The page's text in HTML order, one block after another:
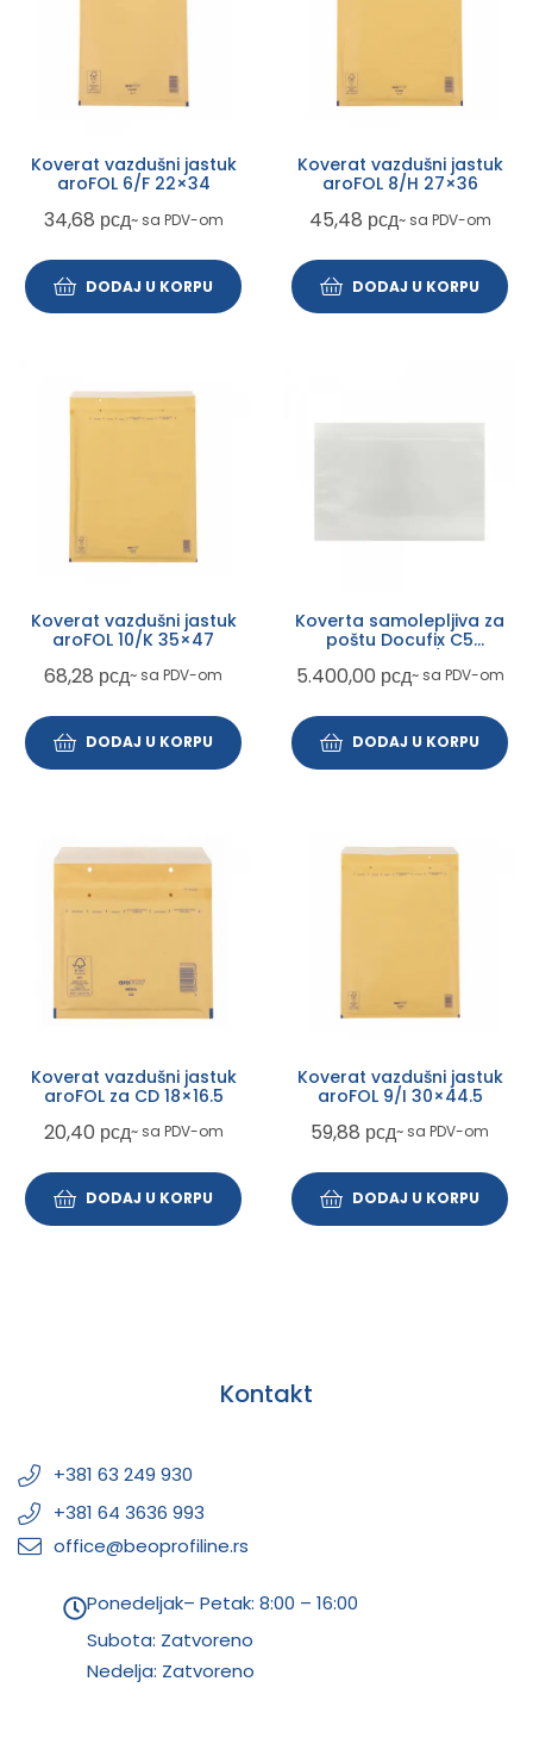
Koverat vazdušni jastuk
aroFOL 6/F 22×34
34,68 рсд~ sa PDV-om
DODAJ U KORPU
Koverat vazdušni jastuk
aroFOL 8/H 27×36
45,48 рсд~ sa PDV-om
DODAJ U KORPU
Koverat vazdušni jastuk
aroFOL 10/K 35×47
68,28 рсд~ sa PDV-om
DODAJ U KORPU
Koverta samolepljiva za
poštu Docufix C5
5.400,00 рсд~ sa PDV-om
DODAJ U KORPU
Koverat vazdušni jastuk
aroFOL za CD 18×16.5
20,40 рсд~ sa PDV-om
DODAJ U KORPU
Koverat vazdušni jastuk
aroFOL 9/I 30×44.5
59,88 рсд~ sa PDV-om
DODAJ U KORPU
Kontakt
+381 63 249 930
+381 64 3636 993
office@beoprofiline.rs
Ponedeljak– Petak: 8:00 – 16:00
Subota: Zatvoreno
Nedelja: Zatvoreno